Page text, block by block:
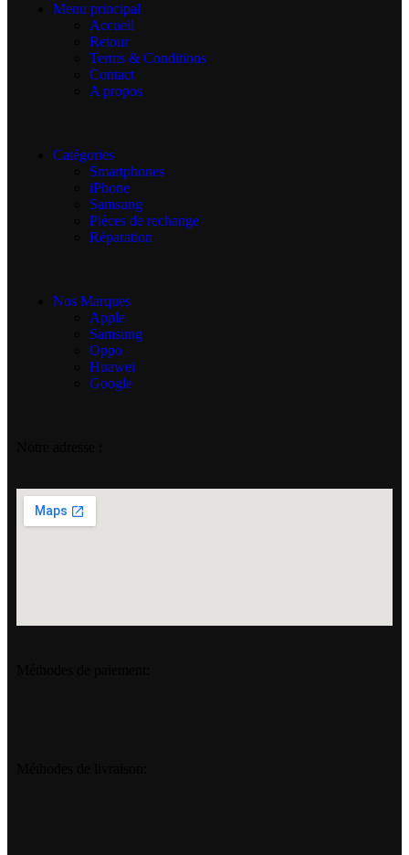
Menu principal
Accueil
Retour
Terms & Conditions
Contact
A propos
Catégories
Smartphones
iPhone
Samsung
Pièces de rechange
Réparation
Nos Marques
Apple
Samsung
Oppo
Huawei
Google